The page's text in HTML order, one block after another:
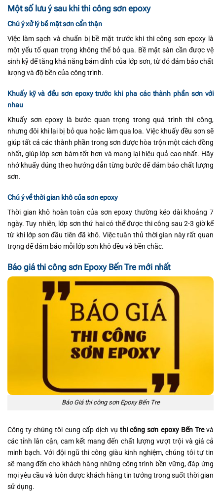
Một số lưu ý sau khi thi công sơn epoxy
Chú ý xử lý bề mặt sơn cẩn thận
Việc làm sạch và chuẩn bị bề mặt trước khi thi công sơn epoxy là
một yếu tố quan trọng không thể bỏ qua. Bề mặt sàn cần được vệ
sinh kỹ để tăng khả năng bám dính của lớp sơn, từ đó đảm bảo chất
lượng và độ bền của công trình.
Khuấy kỹ và đều sơn epoxy trước khi pha các thành phần sơn với
nhau
Khuấy sơn epoxy là bước quan trọng trong quá trình thi công,
nhưng đôi khi lại bị bỏ qua hoặc làm qua loa. Việc khuấy đều sơn sẽ
giúp tất cả các thành phần trong sơn được hòa trộn một cách đồng
nhất, giúp lớp sơn bám tốt hơn và mang lại hiệu quả cao nhất. Hãy
nhớ khuấy đúng theo hướng dẫn từng bước để đảm bảo chất lượng
sơn.
Chú ý về thời gian khô của sơn epoxy
Thời gian khô hoàn toàn của sơn epoxy thường kéo dài khoảng 7
ngày. Tuy nhiên, lớp sơn thứ hai có thể được thi công sau 2-3 giờ kể
từ khi lớp sơn đầu tiên đã khô. Việc tuân thủ thời gian này rất quan
trọng để đảm bảo mỗi lớp sơn khô đều và bền chắc.
Báo giá thi công sơn Epoxy Bến Tre mới nhất
Báo Giá thi công sơn Epoxy Bến Tre
Công ty chúng tôi cung cấp dịch vụthi công sơn epoxy Bến Trevà
các tỉnh lân cận, cam kết mang đến chất lượng vượt trội và giá cả
minh bạch. Với đội ngũ thi công giàu kinh nghiệm, chúng tôi tự tin
sẽ mang đến cho khách hàng những công trình bền vững, đáp ứng
mọi yêu cầu và luôn được khách hàng tin tưởng trong suốt thời gian
sử dụng.